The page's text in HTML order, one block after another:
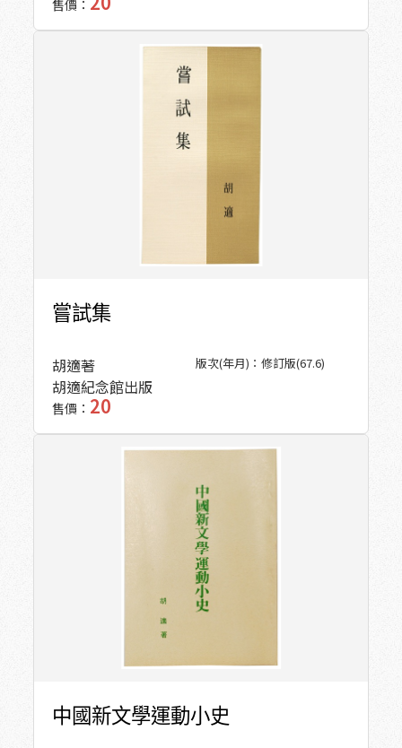
售價：
嘗試集
胡適著
胡適紀念館出版
版次(年月)： 修訂版(67.6)
售價： 20
中國新文學運動小史